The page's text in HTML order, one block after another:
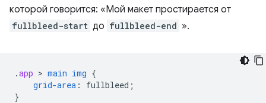
которой говорится: «Мой макет простирается от
fullbleed-start до fullbleed-end ».
.app > main img {
grid-area : fullbleed ;
}